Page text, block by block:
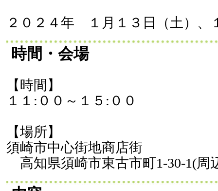
２０２４年 １月１３日（土）、
時間・会場
【時間】
１１:００～１５:００
【場所】
須崎市中心街地商店街
高知県須崎市東古市町1-30-1(周